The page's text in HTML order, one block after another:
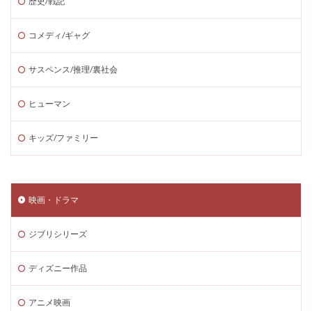
コメディ/ギャグ
サスペンス/推理/裏社会
ヒューマン
キッズ/ファミリー
映画・ドラマ
ジブリシリーズ
ディズニー作品
アニメ映画